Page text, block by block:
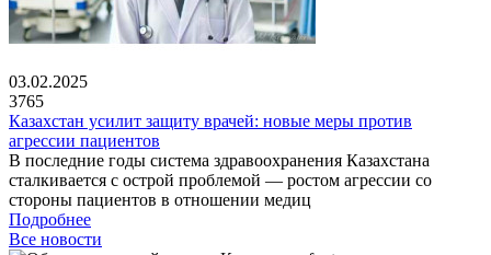
03.02.2025
3765
Казахстан усилит защиту врачей: новые меры против
агрессии пациентов
В последние годы система здравоохранения Казахстана
сталкивается с острой проблемой — ростом агрессии со
стороны пациентов в отношении медиц
Подробнее
Все новости